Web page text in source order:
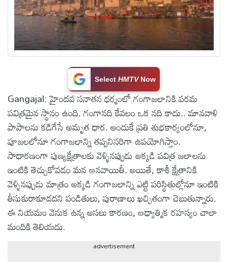
వ్యాపారం
లైఫ్
స్టైల్
స్పెషల్స్
కెరీర్ &
ఉద్యోగాలు
లైవ్
టీవి
వ్యవసాయం
Select HMTVNow
Gangajal: హైందవ సనాతన ధర్మంలో గంగాజలానికి పరమ
పవిత్రమైన స్థానం ఉంది. గంగానది కేవలం ఒక నది కాదు.. మానవాళి
పాపాలను కడిగేసే అమృత ధార. అందుకే ప్రతి శుభకార్యంలోనూ,
పూజలలోనూ గంగాజలాన్ని తప్పనిసరిగా ఉపయోగిస్తాం.
సాధారణంగా పుణ్యక్షేత్రాలకు వెళ్ళినప్పుడు అక్కడి పవిత్ర జలాలను
ఇంటికి తెచ్చుకోవడం మన ఆనవాయితీ. అయితే, కాశీ క్షేత్రానికి
వెళ్ళినప్పుడు మాత్రం అక్కడి గంగాజలాన్ని ఎట్టి పరిస్థితుల్లోనూ ఇంటికి
తీసుకురాకూడదని పండితులు, పురాణాలు ఖచ్చితంగా చెబుతున్నారు.
ఈ నియమం వెనుక ఉన్న అసలు కారణం, ఆధ్యాత్మిక రహస్యం చాలా
మందికి తెలియదు.
advertisement